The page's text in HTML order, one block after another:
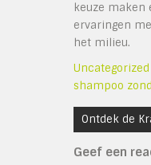
keuze maken
ervaringen
het milieu.
Uncategorized
shampoo
Bericht
navigatie
Ontdek de
Geef een